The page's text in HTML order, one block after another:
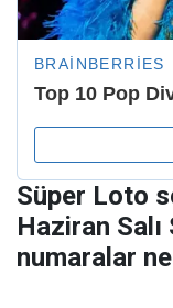
Süper Loto
Haziran
numaralar